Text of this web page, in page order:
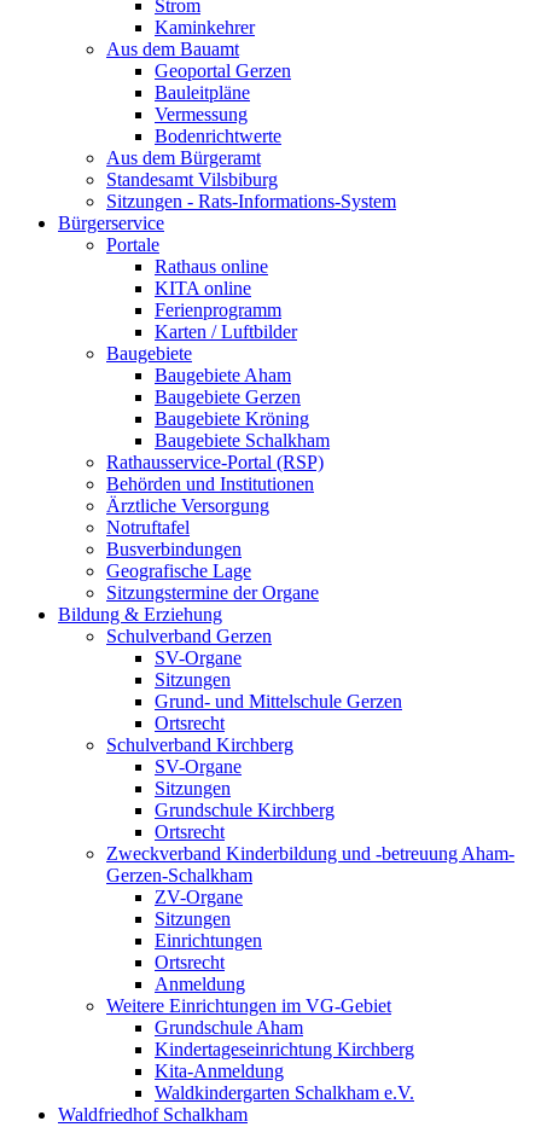
Strom
Kaminkehrer
Aus dem Bauamt
Geoportal Gerzen
Bauleitpläne
Vermessung
Bodenrichtwerte
Aus dem Bürgeramt
Standesamt Vilsbiburg
Sitzungen - Rats-Informations-System
Bürgerservice
Portale
Rathaus online
KITA online
Ferienprogramm
Karten / Luftbilder
Baugebiete
Baugebiete Aham
Baugebiete Gerzen
Baugebiete Kröning
Baugebiete Schalkham
Rathausservice-Portal (RSP)
Behörden und Institutionen
Ärztliche Versorgung
Notruftafel
Busverbindungen
Geografische Lage
Sitzungstermine der Organe
Bildung & Erziehung
Schulverband Gerzen
SV-Organe
Sitzungen
Grund- und Mittelschule Gerzen
Ortsrecht
Schulverband Kirchberg
SV-Organe
Sitzungen
Grundschule Kirchberg
Ortsrecht
Zweckverband Kinderbildung und -betreuung Aham-
Gerzen-Schalkham
ZV-Organe
Sitzungen
Einrichtungen
Ortsrecht
Anmeldung
Weitere Einrichtungen im VG-Gebiet
Grundschule Aham
Kindertageseinrichtung Kirchberg
Kita-Anmeldung
Waldkindergarten Schalkham e.V.
Waldfriedhof Schalkham